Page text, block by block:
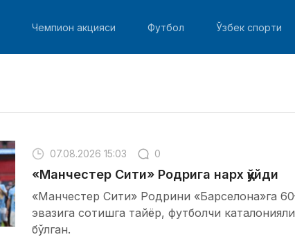
Чемпион акцияси Футбол Ўзбек спорти
07.08.2026 15:03 0
«Манчестер Сити» Родрига нарх қўйди
«Манчестер Сити» Родрини «Барселона»га
эвазига сотишга тайёр, футболчи
бўлган.